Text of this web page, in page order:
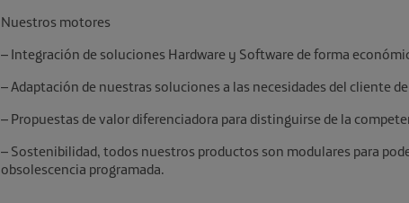
Nuestros motores
– Integración de soluciones Hardware y Software de forma
– Adaptación de nuestras soluciones a las necesidades del cliente
– Propuestas de valor diferenciadora para distinguirse de la
– Sostenibilidad, todos nuestros productos son modulares para
obsolescencia programada.